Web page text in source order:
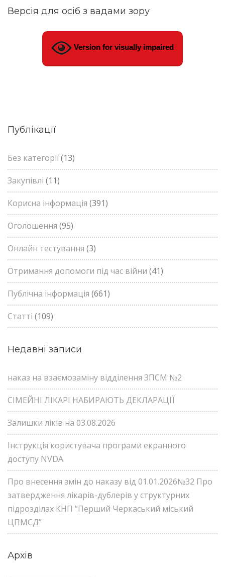
Версія для осіб з вадами зору
Version for visually impaired
Публікації
Без категорії(13)
Закупівлі (11)
Корисна інформація (391)
Оголошення (95)
Онлайн тестування (3)
Отримання допомоги під час війни (41)
Публічна інформація (661)
Статті (109)
Недавні записи
наказ на взаємозаміну відділення ЗПСМ №2
СІМЕЙНІ ЛІКАРІ НАБИРАЮТЬ ДЕКЛАРАЦІЇ
Залишки ліків на 03.08.2026
Інструкція користувача програми екранного
доступу NVDA
Про внесення змін до наказу від 01.01.2026№32 Про
затвердження лікарів-дублерів у структурних
підрозділах КНП “Перший Черкаський міський
ЦПМСД”
Архів